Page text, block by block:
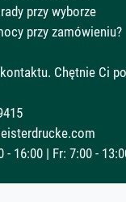
przy wyborze
przy zamówieniu?
Chętnie Ci
- 16:00 | Fr: 7:00 -